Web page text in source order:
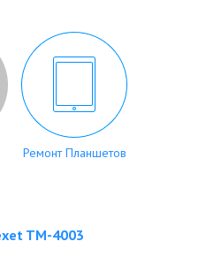
Ремонт Планшетов
TM-4003